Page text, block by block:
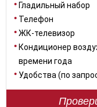
Гладильный набор
Телефон
ЖК-телевизор
Кондиционер
времени года
Удобства (по